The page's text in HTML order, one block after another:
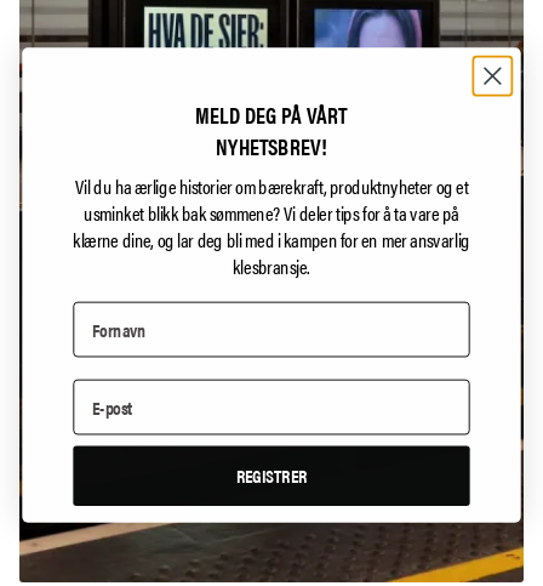
MELD DEG PÅ VÅRT
NYHETSBREV!
Vil du ha ærlige historier om bærekraft, produktnyheter og et
usminket blikk bak sømmene?Vi deler tips for å ta vare på
klærne dine, og lar deg bli med i kampen for en mer ansvarlig
klesbransje.
REGISTRER